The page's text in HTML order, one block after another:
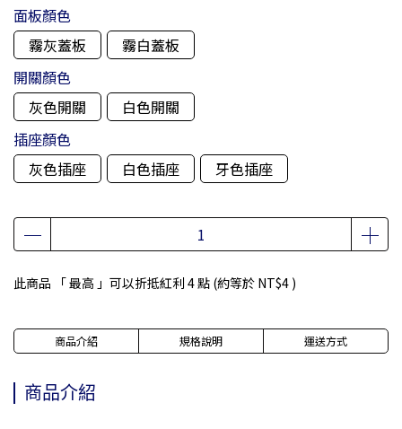
面板顏色
霧灰蓋板
霧白蓋板
開關顏色
灰色開關
白色開關
插座顏色
灰色插座
白色插座 牙色插座
此商品 「 最高 」可以折抵紅利 4點 (約等於 NT$4 )
商品介紹 規格說明 運送方式
商品介紹